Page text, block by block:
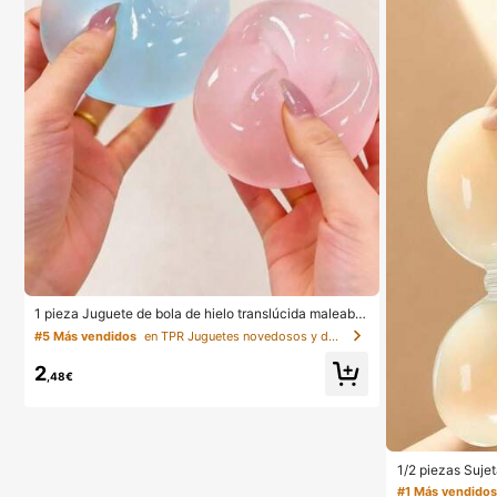
1 pieza Juguete de bola de hielo translúcida maleable
de rebote lento, juguete antiestrés, juguete para alivia
r la ansiedad, regalo de fiesta, relleno de bolsa de reg
alo, premio, cumpleaños, juguete de relleno, estético
#5 Más vendidos en TPR Juguetes novedosos y de broma para adolesce
2 ,48€
1/2 piezas
a sin tirantes
#1 Más vendidos